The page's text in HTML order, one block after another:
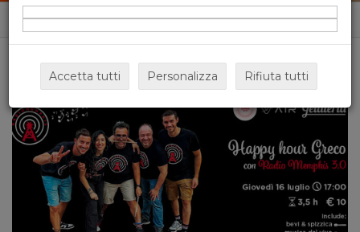
Home News&events
Accetta tutti Personalizza Rifiuta tutti